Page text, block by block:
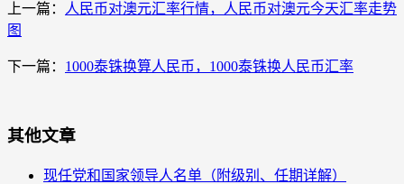
上一篇： 人民币对澳元汇率行情，人民币对澳元今天汇率走势
图
下一篇： 1000泰铢换算人民币，1000泰铢换人民币汇率
其他文章
现任党和国家领导人名单（附级别、任期详解）